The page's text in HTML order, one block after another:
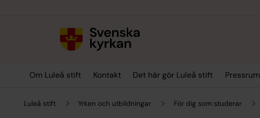
Om Luleå stift Kontakt Det här gör Luleå stift Pressrum
Luleå stift Yrken och utbildningar För dig som studerar